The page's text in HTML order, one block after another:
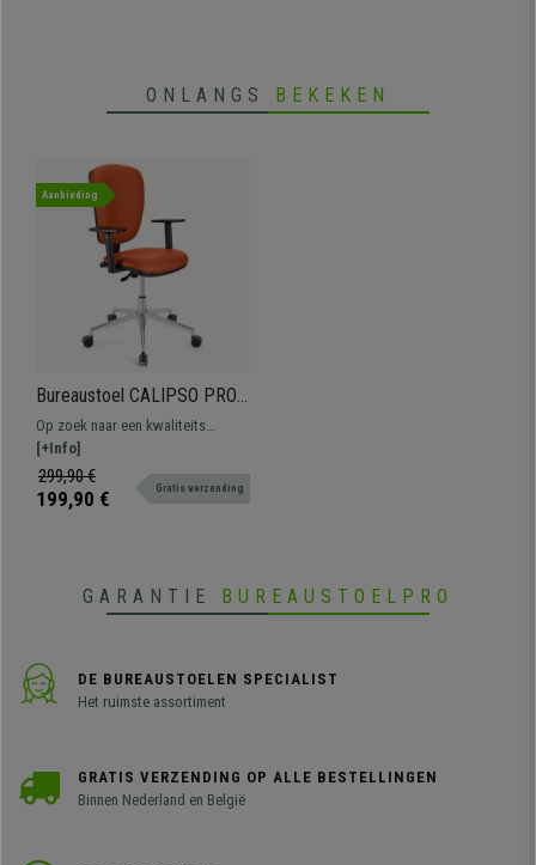
ONLANGS BEKEKEN
Aanbieding
Bureaustoel CALIPSO PRO
LEDER, Verstelbare
Rugleuning en Armleuningen,
Metalen Onderstel, Oranje
Op zoek naar een kwaliteits
bureaustoel tegen een
overslaanbare prijs? Dit
comfortabel, degelijk model is
[+Info]
299,90 €
199,90 € Gratis verzending
GARANTIE BUREAUSTOELPRO
DE BUREAUSTOELEN SPECIALIST
Het ruimste assortiment
GRATIS VERZENDING OP ALLE BESTELLINGEN
Binnen Nederland en België